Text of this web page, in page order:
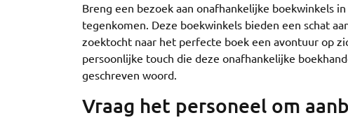
Breng een bezoek aan onafhankelijke boekwinkels
tegenkomen. Deze boekwinkels bieden een schat
zoektocht naar het perfecte boek een avontuur op
persoonlijke touch die deze onafhankelijke
geschreven woord.
Vraag het personeel om